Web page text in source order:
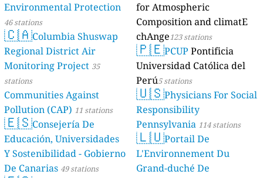
Environmental Protection
46 stations
🇨🇦Columbia Shuswap
Regional District Air
Monitoring Project 35
stations
Communities Against
Pollution (CAP) 11 stations
🇪🇸Consejería De
Educación, Universidades
Y Sostenibilidad - Gobierno
De Canarias 49 stations
for Atmospheric
Composition and climatE
chAnge123 stations
🇵🇪PCUP Pontificia
Universidad Católica del
Perú5 stations
🇺🇸Physicians For Social
Responsibility
Pennsylvania 114 stations
🇱🇺Portail De
L'Environnement Du
Grand-duché De